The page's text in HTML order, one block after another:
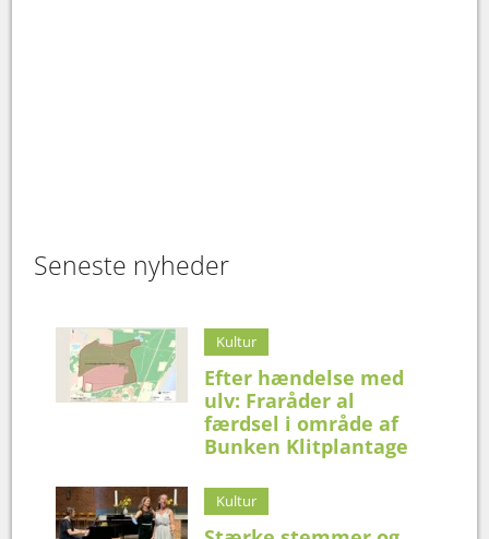
Seneste nyheder
Kultur
Efter hændelse med
ulv: Fraråder al
færdsel i område af
Bunken Klitplantage
Kultur